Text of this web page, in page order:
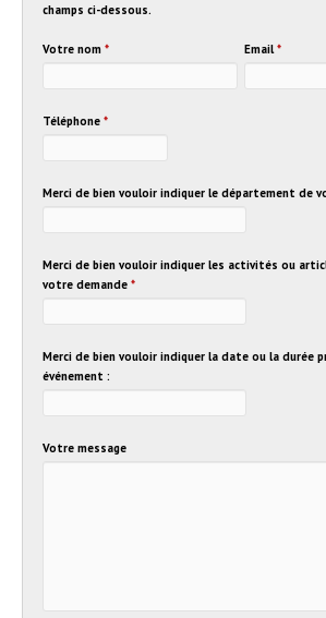
champs ci-dessous.
Votre nom * Email *
Téléphone *
Merci de bien vouloir indiquer le département de
Merci de bien vouloir indiquer les activités ou
votre demande *
Merci de bien vouloir indiquer la date ou la durée
événement :
Votre message